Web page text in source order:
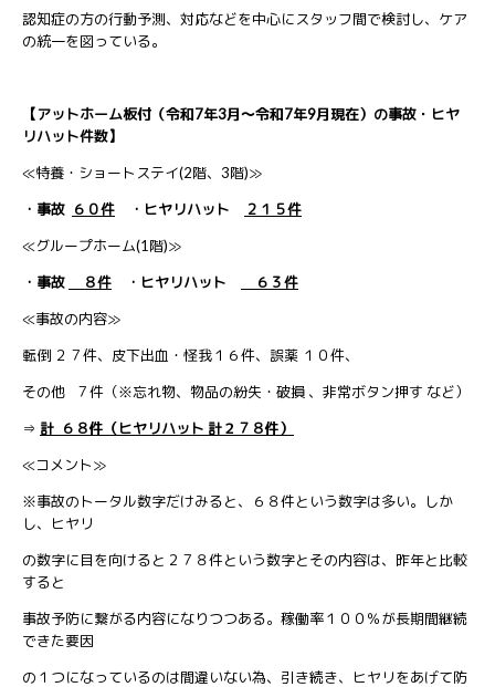
認知症の方の行動予測、対応などを中心にスタッフ間で検討し、ケア
の統一を図っている。
【アットホーム板付（令和7年3月～令和7年9月現在）の事故・ヒヤ
リハット件数】
≪特養・ショートステイ(2階、3階)≫
・事故 ６０件 ・ヒヤリハット ２１５件
≪グループホーム(1階)≫
・事故 ８件 ・ヒヤリハット ６３件
≪事故の内容≫
転倒 ２７件、皮下出血・怪我１６件、誤薬 １０件、
その他 ７件（※忘れ物、物品の紛失・破損 、非常ボタン押す など）
⇒ 計 ６８件 （ヒヤリハット 計２７８件）
≪コメント≫
※事故のトータル数字だけみると、６８件という数字は多い。しか
し、ヒヤリ
の数字に目を向けると２７８件という数字とその内容は、昨年と比較
すると
事故予防に繋がる内容になりつつある。稼働率１００％が長期間継続
できた要因
の１つになっているのは間違いない為、引き続き、ヒヤリをあげて防